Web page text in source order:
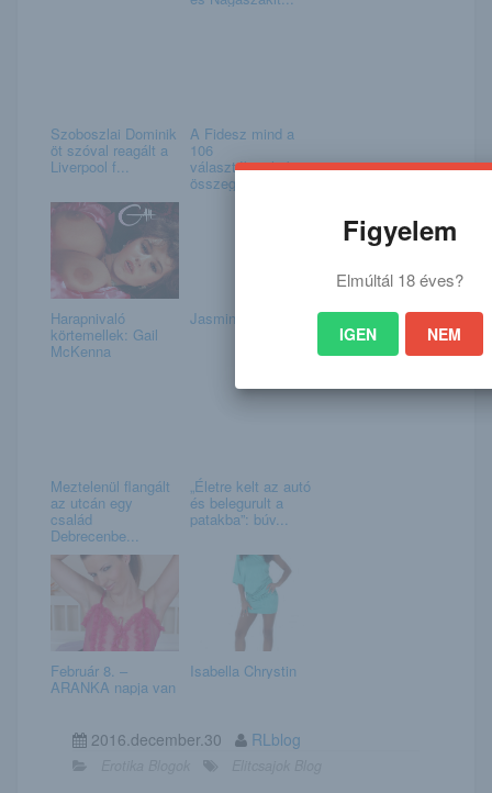
Szoboszlai Dominik
öt szóval reagált a
Liverpool f...
A Fidesz mind a
106
választókerületben
összegyűjtö...
Harapnivaló
körtemellek: Gail
McKenna
Jasmine Jazz
Meztelenül flangált
az utcán egy
család
Debrecenbe...
„Életre kelt az autó
és belegurult a
patakba”: búv...
Február 8. –
ARANKA napja van
Isabella Chrystin
2016.december.30 RLblog
Figyelem
Elmúltál 18 éves?
IGEN NEM